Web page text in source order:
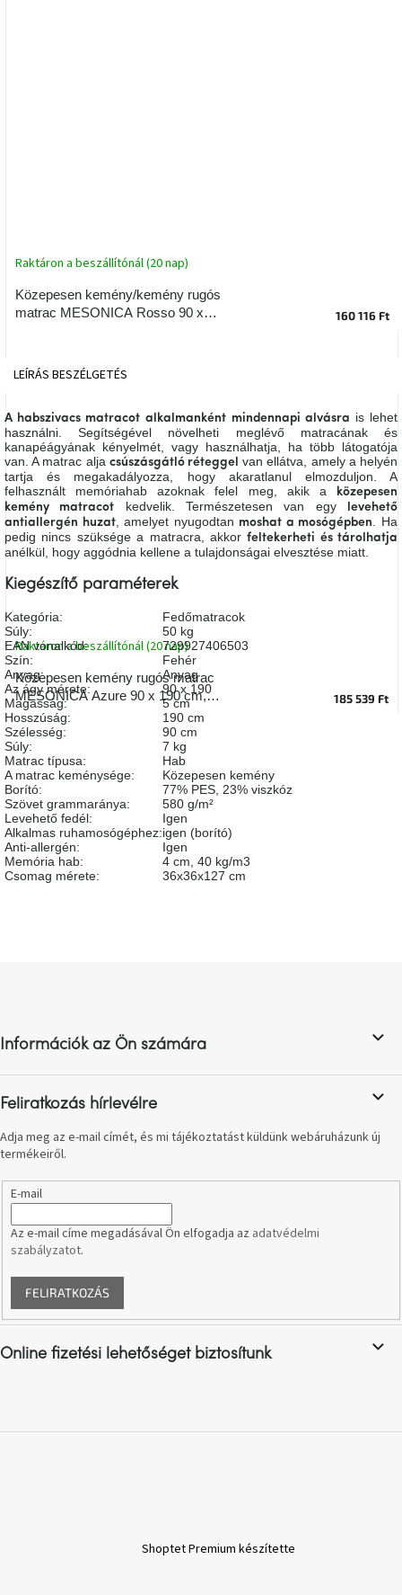
tavaszi
tűz
mellett
ülve
Színes
belső
tér
Woodman
kedvezményesen
Anyák
napja
Egy
étkező,
amely
szórakoztat!
A
8.
születésnap
megünneplése
A
kedvenceid
Karácsonyi
e-
Formwood
repül
A
nyári
hullámon
Fedezze
fel
oldalát
változás
Közepesen kemény/kemény rugós
matrac MESONICA Rosso 90 x
Raktáron a beszállítónál (20 nap)
160 116 Ft
Közepesen kemény rugós matrac
MESONICA Azure 90 x 190 cm,
vastagság 28 cm
Raktáron a beszállítónál (20 nap)
185 539 Ft
LEÍRÁS BESZÉLGETÉS
A habszivacs matracot alkalmanként mindennapi alvásra is lehet
használni. Segítségével növelheti meglévő matracának és
kanapéágyának kényelmét, vagy használhatja, ha több látogatója
van. A matrac alja csúszásgátló réteggel van ellátva, amely a helyén
tartja és megakadályozza, hogy akaratlanul elmozduljon. A
felhasznált memóriahab azoknak felel meg, akik a közepesen
kemény matracot kedvelik. Természetesen van egy levehető
antiallergén huzat, amelyet nyugodtan moshat a mosógépben. Ha
pedig nincs szüksége a matracra, akkorfeltekerheti és tárolhatja
anélkül, hogy aggódnia kellene a tulajdonságai elvesztése miatt.
Kiegészítő paraméterek
Kategória:
Fedőmatracok
Súly:
50 kg
EAN vonalkód:
729927406503
Szín:
Fehér
Anyag:
Anyag
Az ágy mérete:
90 x 190
Magasság:
5 cm
Hosszúság:
190 cm
Szélesség:
90 cm
Súly:
7 kg
Matrac típusa:
Hab
A matrac keménysége:
Közepesen kemény
Borító:
77% PES, 23% viszkóz
Szövet grammaránya:
580 g/m²
Levehető fedél:
Igen
Alkalmas ruhamosógéphez:igen (borító)
Anti-allergén:
Igen
Memória hab:
4 cm, 40 kg/m3
Csomag mérete: 36x36x127 cm
é
c
Információk az Ön számára
Feliratkozás hírlevélre
Adja meg az e-mail címét, és mi tájékoztatást küldünk webáruházunk új
termékeiről.
E-mail
Az e-mail címe megadásával Ön elfogadja az adatvédelmi
szabályzatot.
FELIRATKOZÁS
Online fizetési lehetőséget biztosítunk
Shoptet Premium készítette